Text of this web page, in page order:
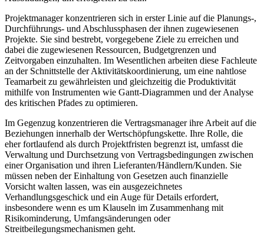
Projektmanager konzentrieren sich in erster Linie auf die Planungs-,
Durchführungs- und Abschlussphasen der ihnen zugewiesenen
Projekte. Sie sind bestrebt, vorgegebene Ziele zu erreichen und
dabei die zugewiesenen Ressourcen, Budgetgrenzen und
Zeitvorgaben einzuhalten. Im Wesentlichen arbeiten diese Fachleute
an der Schnittstelle der Aktivitätskoordinierung, um eine nahtlose
Teamarbeit zu gewährleisten und gleichzeitig die Produktivität
mithilfe von Instrumenten wie Gantt-Diagrammen und der Analyse
des kritischen Pfades zu optimieren.
Im Gegenzug konzentrieren die Vertragsmanager ihre Arbeit auf die
Beziehungen innerhalb der Wertschöpfungskette. Ihre Rolle, die
eher fortlaufend als durch Projektfristen begrenzt ist, umfasst die
Verwaltung und Durchsetzung von Vertragsbedingungen zwischen
einer Organisation und ihren Lieferanten/Händlern/Kunden. Sie
müssen neben der Einhaltung von Gesetzen auch finanzielle
Vorsicht walten lassen, was ein ausgezeichnetes
Verhandlungsgeschick und ein Auge für Details erfordert,
insbesondere wenn es um Klauseln im Zusammenhang mit
Risikominderung, Umfangsänderungen oder
Streitbeilegungsmechanismen geht.